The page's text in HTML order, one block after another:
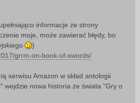
informacje ze strony
moje, może zawierać błędy, bo
)
grrm-on-book-of-swords/
serwisu Amazon w skład antologii
wejdzie nowa historia ze świata "Gry o